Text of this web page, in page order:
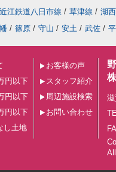
近江鉄道八日市線 / 草津線 / 湖
/ 篠原 / 守山 / 安土 / 武佐 /
円以下
円以下
円以下
し土地
お客様の声
スタッフ紹介
周辺施設検索
お問い合わせ